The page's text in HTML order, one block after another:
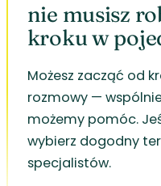
nie musisz
kroku w
Możesz zacząć od
rozmowy —
możemy pomóc.
wybierz dogodny
specjalistów.